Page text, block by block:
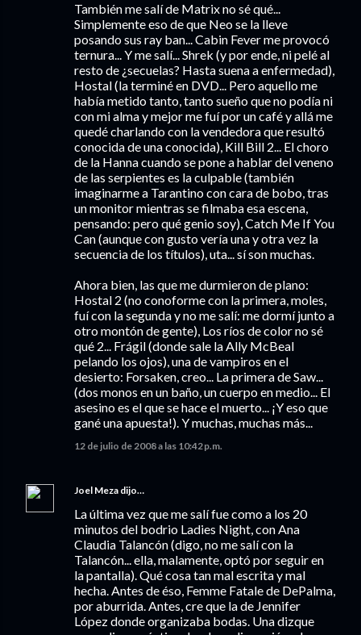
También me salí de Matrix no sé qué...
Simplemente eso de que Neo se la lleve
posando sus ray ban... Cabin Fever me provocó
ternura... Y me salí... Shrek (y por ende, ni pelé al
resto de ¿secuelas? Hasta suena a enfermedad),
Hostal (la terminé en DVD... Pero aquello me
había metido tanto, tanto sueño que no podía ni
con mi alma y mejor me fuí por un café y allá me
quedé charlando con la vendedora que resultó
conocida de una conocida), Kill Bill 2... El choro
de la Hanna cuando se pone a hablar del veneno
de las serpientes es la culpable (también
imaginarme a Tarantino con cara de bobo, tras
un monitor mientras se filmaba esa escena,
pensando: pero qué genio soy), Catch Me If You
Can (aunque con gusto vería una y otra vez la
secuencia de los títulos), uta... sí son muchas.
Ahora bien, las que me durmieron de plano:
Hostal 2 (no conoforme con la primera, moles,
fuí con la segunda y no me salí: me dormí junto a
otro montón de gente), Los ríos de color no sé
qué 2... Frágil (donde sale la Ally McBeal
pelando los ojos), una de vampiros en el
desierto: Forsaken, creo... La primera de Saw...
(dos monos en un baño, un cuerpo en medio... El
asesino es el que se hace el muerto... ¡Y eso que
gané una apuesta!). Y muchas, muchas más...
12 de julio de 2008 a las 10:42 p.m.
Joel Meza dijo…
La última vez que me salí fue como a los 20
minutos del bodrio Ladies Night, con Ana
Claudia Talancón (digo, no me salí con la
Talancón... ella, malamente, optó por seguir en
la pantalla). Qué cosa tan mal escrita y mal
hecha. Antes de éso, Femme Fatale de DePalma,
por aburrida. Antes, cre que la de Jennifer
López donde organizaba bodas. Una dizque